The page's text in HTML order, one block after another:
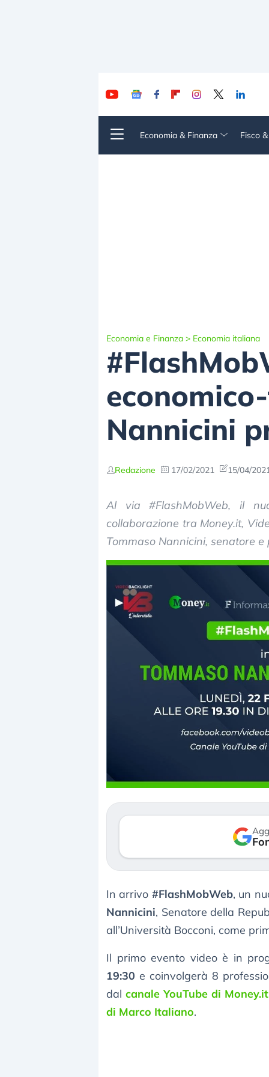
Economia & Finanza Fisco
Economia e Finanza > Economia italiana
Nannicini
Redazione 17/02/2021 15/04/
Al via #FlashMobWeb, il
collaborazione tra Money.it,
Tommaso Nannicini, senatore e
In arrivo #FlashMobWeb, un
Nannicini, Senatore della
all’Università Bocconi, come
Il primo evento video è in
19:30 e coinvolgerà 8
dalcanale YouTube di Money.it
di Marco Italiano.